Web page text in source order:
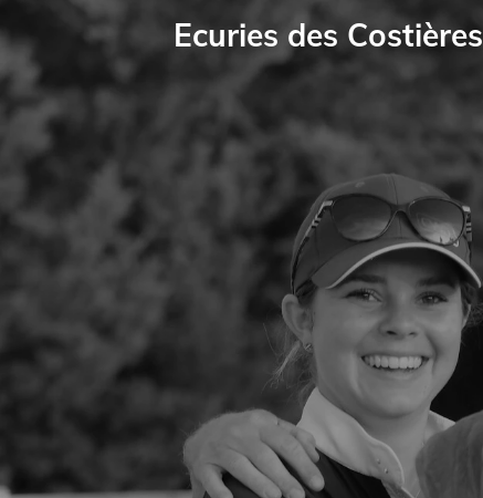
au
principal
Ecuries des Costières